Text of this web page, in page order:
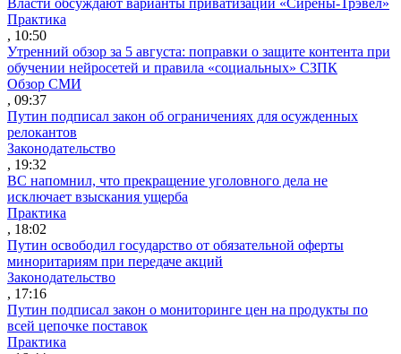
Практика
, 10:50
Утренний обзор за 5 августа: поправки о защите контента при
обучении нейросетей и правила «социальных» СЗПК
Обзор СМИ
, 09:37
Путин подписал закон об ограничениях для осужденных
релокантов
Законодательство
, 19:32
ВС напомнил, что прекращение уголовного дела не
исключает взыскания ущерба
Практика
, 18:02
Путин освободил государство от обязательной оферты
миноритариям при передаче акций
Законодательство
, 17:16
Путин подписал закон о мониторинге цен на продукты по
всей цепочке поставок
Практика